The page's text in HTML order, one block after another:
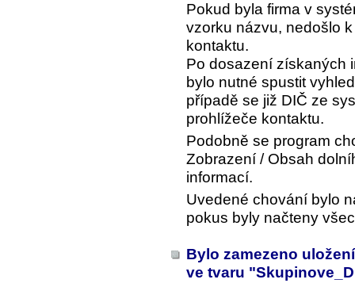
Pokud byla firma v
vzorku názvu, nedošlo
kontaktu.
Po dosazení získaných
bylo nutné spustit
případě se již DIČ ze
prohlížeče kontaktu.
Podobně se program
Zobrazení / Obsah
informací.
Uvedené chování bylo
pokus byly načteny
Bylo zamezeno
ve tvaru